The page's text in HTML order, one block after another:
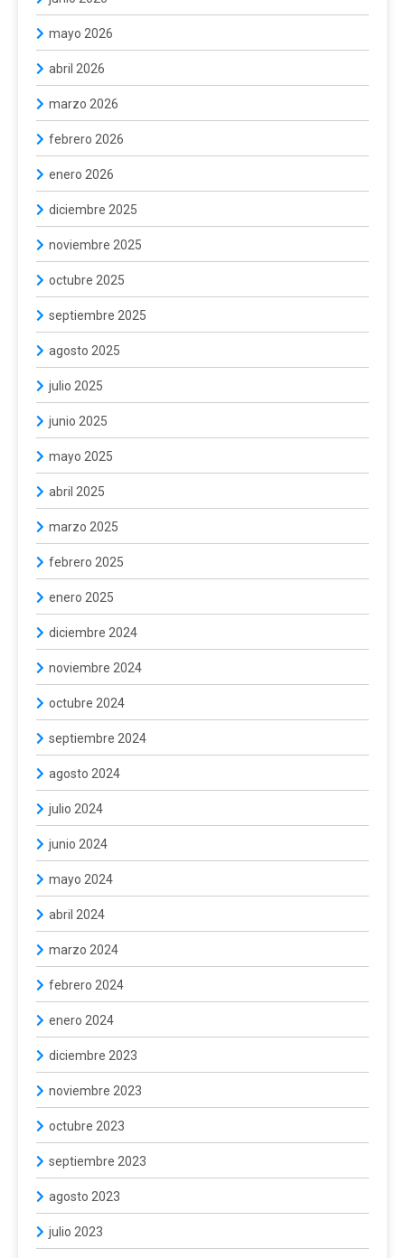
mayo 2026
abril 2026
marzo 2026
febrero 2026
enero 2026
diciembre 2025
noviembre 2025
octubre 2025
septiembre 2025
agosto 2025
julio 2025
junio 2025
mayo 2025
abril 2025
marzo 2025
febrero 2025
enero 2025
diciembre 2024
noviembre 2024
octubre 2024
septiembre 2024
agosto 2024
julio 2024
junio 2024
mayo 2024
abril 2024
marzo 2024
febrero 2024
enero 2024
diciembre 2023
noviembre 2023
octubre 2023
septiembre 2023
agosto 2023
julio 2023